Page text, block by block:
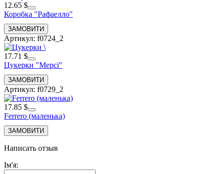
12.65 $
Коробка "Рафаелло"
Артикул: f0724_2
17.71 $
Цукерки "Мерсі"
Артикул: f0729_2
17.85 $
Ferrero (маленька)
Написать отзыв
Ім'я: